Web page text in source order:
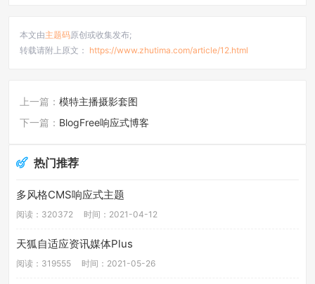
本文由主题码原创或收集发布;
转载请附上原文： https://www.zhutima.com/article/12.html
上一篇： 模特主播摄影套图
下一篇： BlogFree响应式博客
热门推荐
多风格CMS响应式主题
阅读：320372 时间：2021-04-12
天狐自适应资讯媒体Plus
阅读：319555 时间：2021-05-26